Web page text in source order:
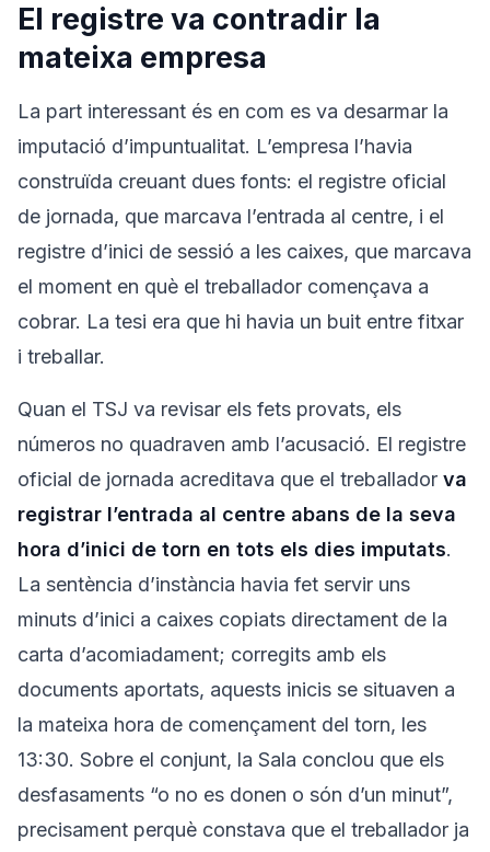
El registre va contradir la
mateixa empresa
La part interessant és en com es va desarmar la
imputació d’impuntualitat. L’empresa l’havia
construïda creuant dues fonts: el registre oficial
de jornada, que marcava l’entrada al centre, i el
registre d’inici de sessió a les caixes, que marcava
el moment en què el treballador començava a
cobrar. La tesi era que hi havia un buit entre fitxar
i treballar.
Quan el TSJ va revisar els fets provats, els
números no quadraven amb l’acusació. El registre
oficial de jornada acreditava que el treballador va
registrar l’entrada al centre abans de la seva
hora d’inici de torn en tots els dies imputats.
La sentència d’instància havia fet servir uns
minuts d’inici a caixes copiats directament de la
carta d’acomiadament; corregits amb els
documents aportats, aquests inicis se situaven a
la mateixa hora de començament del torn, les
13:30. Sobre el conjunt, la Sala conclou que els
desfasaments “o no es donen o són d’un minut”,
precisament perquè constava que el treballador ja